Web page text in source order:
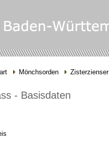
Mönchsorden Zisterzienser
- Basisdaten